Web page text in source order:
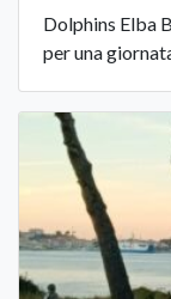
Dolphins Elba
per una